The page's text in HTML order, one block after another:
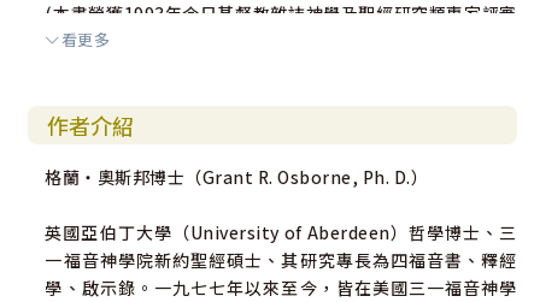
(本書榮獲1993年今日基督教雜誌神學及聖經研究類專家評審
獎)看更多
作者介紹
格蘭‧奧斯邦博士（Grant R. Osborne, Ph. D.）
英國亞伯丁大學（University of Aberdeen）哲學博士、三
一福音神學院新約聖經碩士、其研究專長為四福音書、釋經
學、啟示錄。一九七七年以來至今，皆在美國三一福音神學